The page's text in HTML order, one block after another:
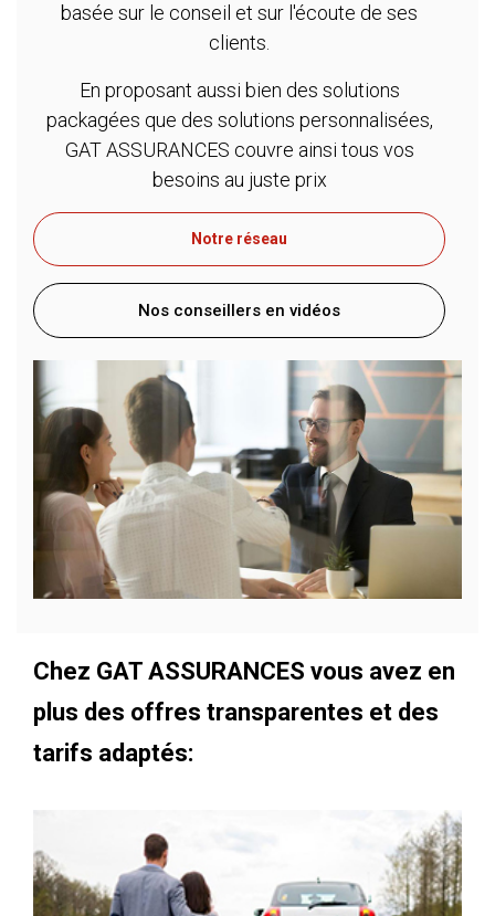
basée sur le conseil et sur l'écoute de ses
clients.
En proposant aussi bien des solutions
packagées que des solutions personnalisées,
GAT ASSURANCES couvre ainsi tous vos
besoins au juste prix
Notre réseau
Nos conseillers en vidéos
Chez GAT ASSURANCES vous avez en
plus des offres transparentes et des
tarifs adaptés: